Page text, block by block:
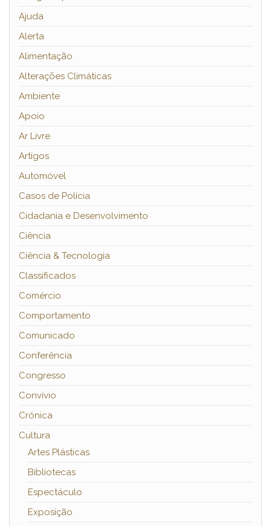
Ajuda
Alerta
Alimentação
Alterações Climáticas
Ambiente
Apoio
Ar Livre
Artigos
Automóvel
Casos de Polícia
Cidadania e Desenvolvimento
Ciência
Ciência & Tecnologia
Classificados
Comércio
Comportamento
Comunicado
Conferência
Congresso
Convívio
Crónica
Cultura
Artes Plásticas
Bibliotecas
Espectáculo
Exposição